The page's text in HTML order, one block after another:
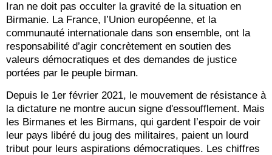
Iran ne doit pas occulter la gravité de la situation en
Birmanie. La France, l’Union européenne, et la
communauté internationale dans son ensemble, ont la
responsabilité d’agir concrètement en soutien des
valeurs démocratiques et des demandes de justice
portées par le peuple birman.
Depuis le 1er février 2021, le mouvement de résistance à
la dictature ne montre aucun signe d'essoufflement. Mais
les Birmanes et les Birmans, qui gardent l’espoir de voir
leur pays libéré du joug des militaires, paient un lourd
tribut pour leurs aspirations démocratiques. Les chiffres